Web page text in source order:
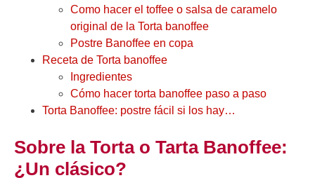
Como hacer el toffee o salsa de caramelo
original de la Torta banoffee
Postre Banoffee en copa
Receta de Torta banoffee
Ingredientes
Cómo hacer torta banoffee paso a paso
Torta Banoffee: postre fácil si los hay…
Sobre la Torta o Tarta Banoffee:
¿Un clásico?